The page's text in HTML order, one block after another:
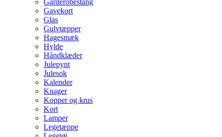
Garderobestang
Gavekort
Glas
Gulvtæpper
Hagesmæk
Hylde
Håndklæder
Julepynt
Julesok
Kalender
Knager
Kopper og krus
Kort
Lamper
Legetæppe